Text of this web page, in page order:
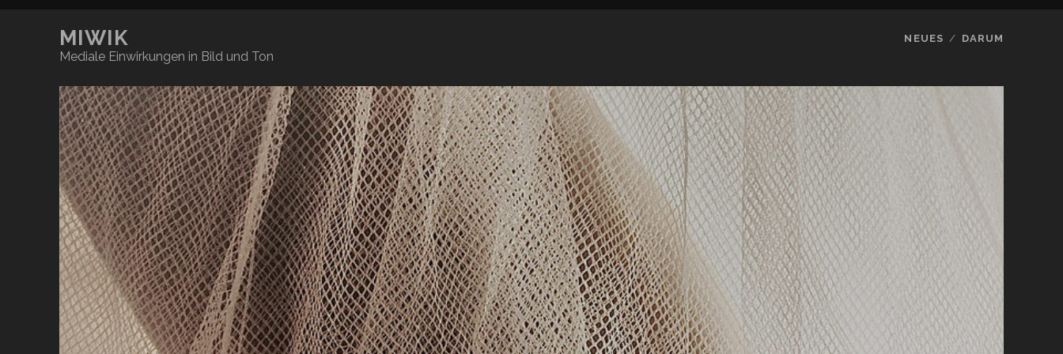
MIWIK
Mediale Einwirkungen in Bild und Ton
NEUES DARUM